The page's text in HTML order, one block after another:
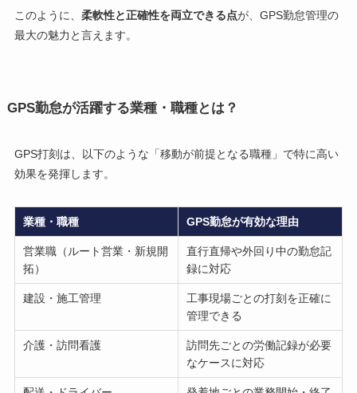
このように、 柔軟性と正確性を両立できる点が、GPS勤怠管理の
最大の魅力と言えます。
GPS勤怠が活躍する業種・職種とは？
GPS打刻は、以下のような「移動が前提となる職種」で特に高い
効果を発揮します。
業種・職種 GPS勤怠が有効な理由
営業職（ルート営業・新規開
拓）
直行直帰や外回り中の勤怠記
録に対応
建設・施工管理
工事現場ごとの打刻を正確に
管理できる
介護・訪問看護
訪問先ごとの労働記録が必要
なケースに対応